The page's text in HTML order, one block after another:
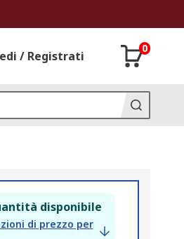
/ Registrati
0
disponibile
di prezzo per